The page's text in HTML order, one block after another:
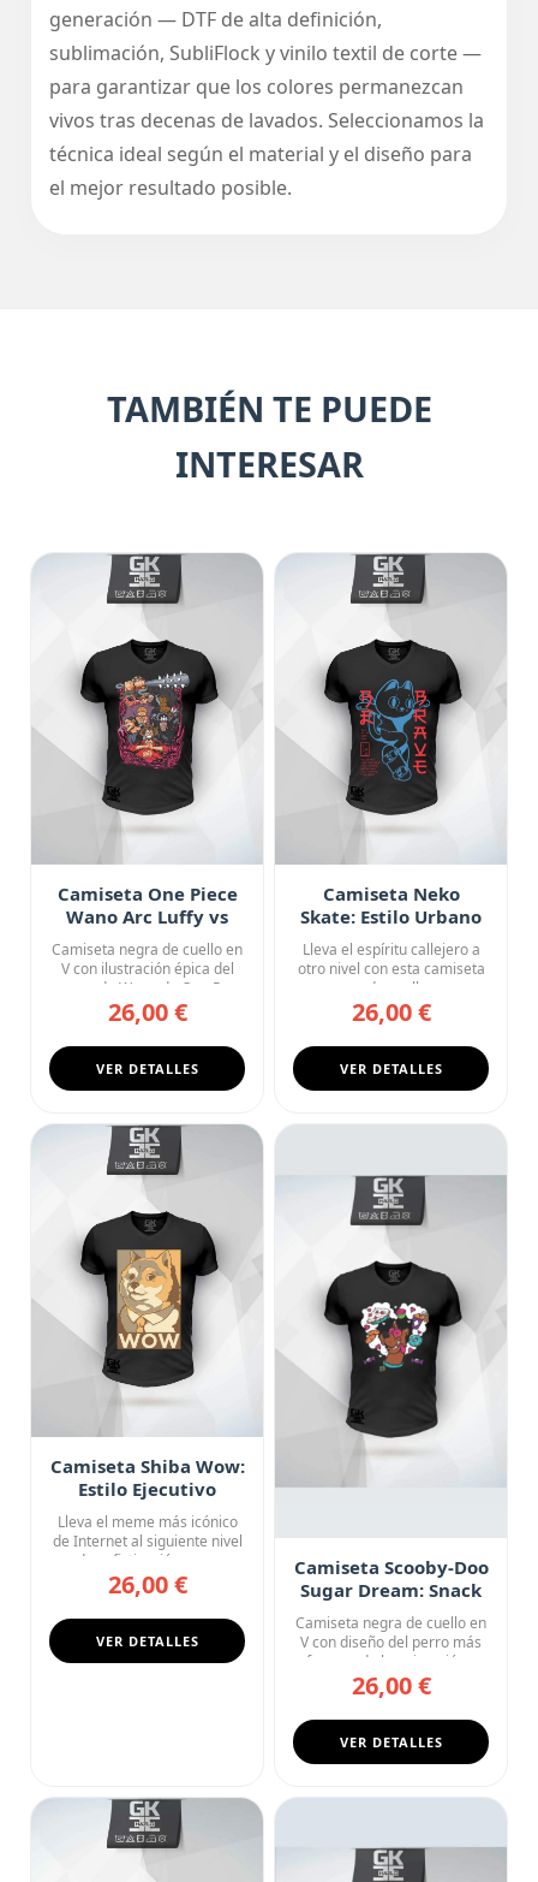
generación — DTF de alta definición,
sublimación, SubliFlock y vinilo textil de corte —
para garantizar que los colores permanezcan
vivos tras decenas de lavados. Seleccionamos la
técnica ideal según el material y el diseño para
el mejor resultado posible.
TAMBIÉN TE PUEDE
INTERESAR
Camiseta One Piece
Wano Arc Luffy vs
Kaido Fan Art
Camiseta negra de cuello en
V con ilustración épica del
arco de Wano de One P...
26,00 €
VER DETALLES
Camiseta Neko
Skate: Estilo Urbano
Japonés
Lleva el espíritu callejero a
otro nivel con esta camiseta
negra de cuello en...
26,00 €
VER DETALLES
Camiseta Shiba Wow:
Estilo Ejecutivo
Lleva el meme más icónico
de Internet al siguiente nivel
de sofisticación con...
26,00 €
VER DETALLES
Camiseta Scooby-Doo
Sugar Dream: Snack
Attack Edition
Camiseta negra de cuello en
V con diseño del perro más
famoso de la animación...
26,00 €
VER DETALLES